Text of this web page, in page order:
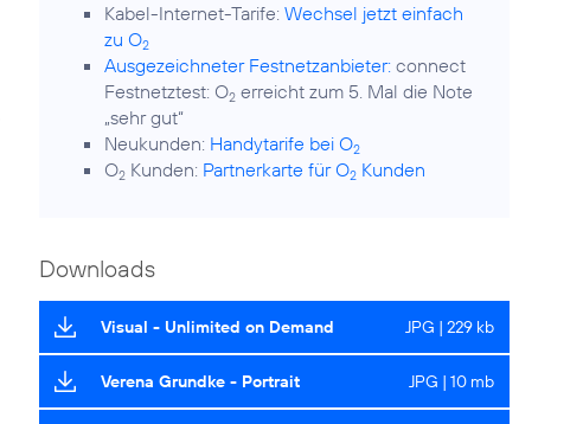
Kabel-Internet-Tarife:Wechsel jetzt einfach
zu O2
Ausgezeichneter Festnetzanbieter: connect
Festnetztest: O2 erreicht zum 5. Mal die Note
„sehr gut“
Neukunden: Handytarife bei O2
O2 Kunden: Partnerkarte für O2 Kunden
Downloads
Visual - Unlimited on Demand JPG | 229 kb
Verena Grundke - Portrait JPG | 10 mb